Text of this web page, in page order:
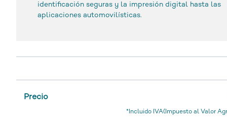
identificación seguras y la impresión digital hasta las
aplicaciones automovilísticas.
Precio
*Incluido IVA(Impuesto al Valor